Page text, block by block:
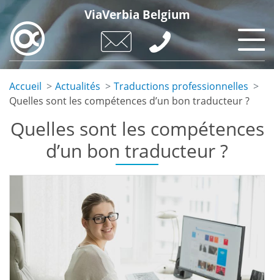
Skip
main
content
ViaVerbia Belgium
Accueil Actualités
Traductions professionnelles
Quelles sont les compétences d’un bon traducteur ?
Quelles sont les compétences
d’un bon traducteur ?